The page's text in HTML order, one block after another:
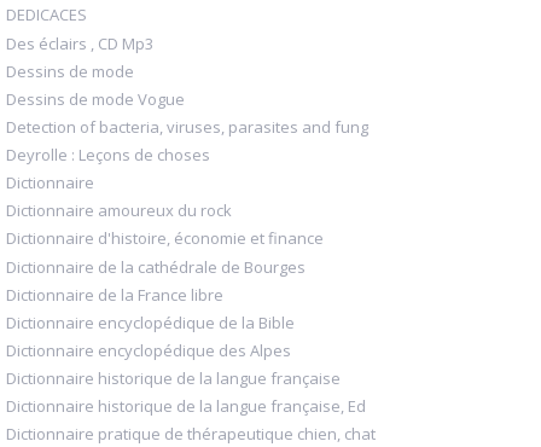
DEDICACES
Des éclairs , CD Mp3
Dessins de mode
Dessins de mode Vogue
Detection of bacteria, viruses, parasites and fung
Deyrolle : Leçons de choses
Dictionnaire
Dictionnaire amoureux du rock
Dictionnaire d'histoire, économie et finance
Dictionnaire de la cathédrale de Bourges
Dictionnaire de la France libre
Dictionnaire encyclopédique de la Bible
Dictionnaire encyclopédique des Alpes
Dictionnaire historique de la langue française
Dictionnaire historique de la langue française, Ed
Dictionnaire pratique de thérapeutique chien, chat